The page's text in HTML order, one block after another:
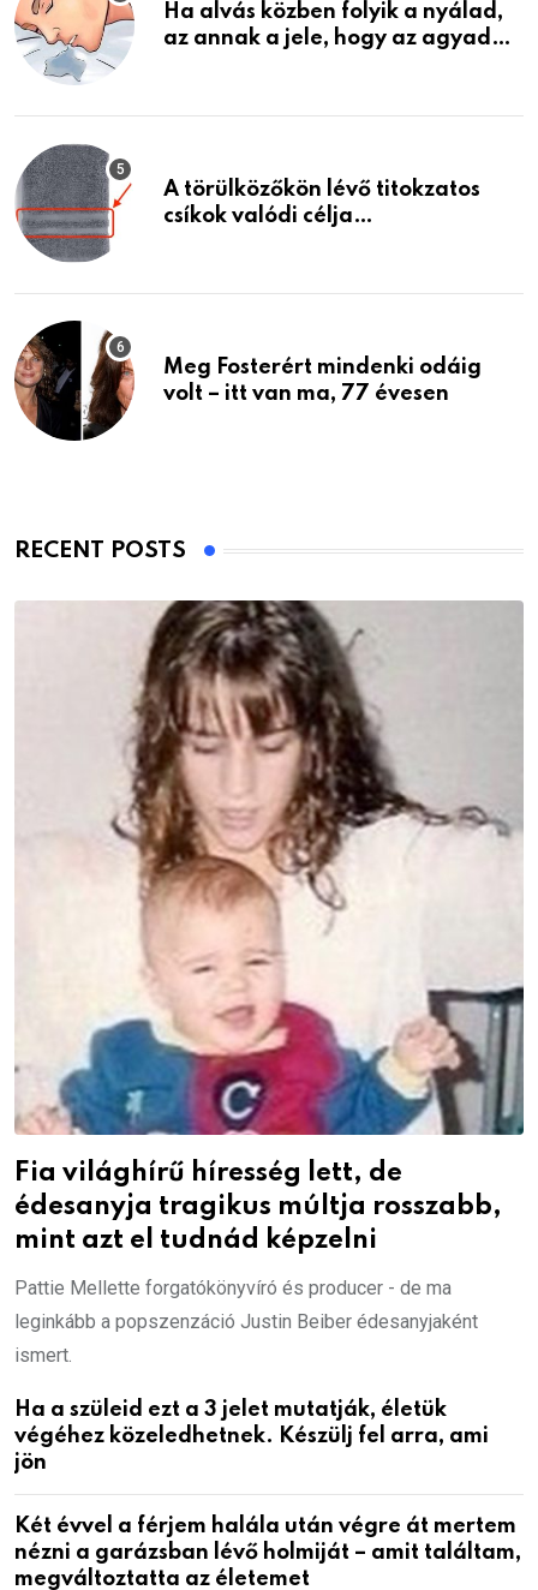
Ha alvás közben folyik a nyálad,
az annak a jele, hogy az agyad…
A törülközőkön lévő titokzatos
csíkok valódi célja…
Meg Fosterért mindenki odáig
volt – itt van ma, 77 évesen
RECENT POSTS
Fia világhírű híresség lett, de
édesanyja tragikus múltja rosszabb,
mint azt el tudnád képzelni
Pattie Mellette forgatókönyvíró és producer - de ma
leginkább a popszenzáció Justin Beiber édesanyjaként
ismert.
Ha a szüleid ezt a 3 jelet mutatják, életük
végéhez közeledhetnek. Készülj fel arra, ami
jön
Két évvel a férjem halála után végre át mertem
nézni a garázsban lévő holmiját – amit találtam,
megváltoztatta az életemet